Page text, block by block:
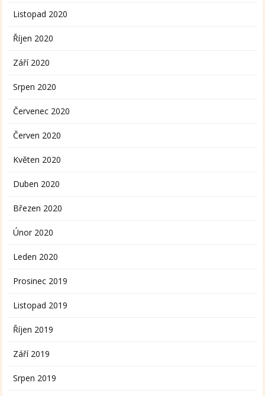
Listopad 2020
Říjen 2020
Září 2020
Srpen 2020
Červenec 2020
Červen 2020
Květen 2020
Duben 2020
Březen 2020
Únor 2020
Leden 2020
Prosinec 2019
Listopad 2019
Říjen 2019
Září 2019
Srpen 2019